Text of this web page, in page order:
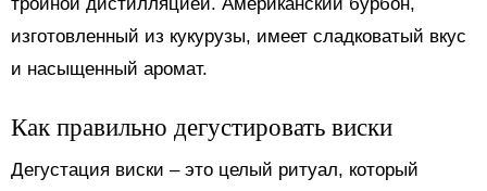
тройной дистилляцией. Американский бурбон,
изготовленный из кукурузы, имеет сладковатый вкус
и насыщенный аромат.
Как правильно дегустировать виски
Дегустация виски – это целый ритуал, который